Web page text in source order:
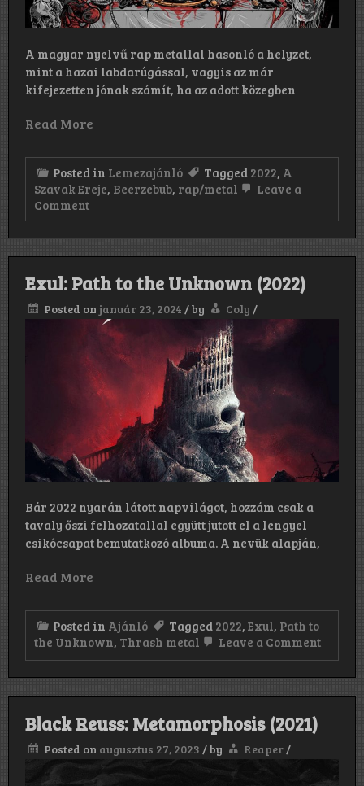
A magyar nyelvű rap metallal hasonló a helyzet,
mint a hazai labdarúgással, vagyis az már
kifejezetten jónak számít, ha az adott közegben
Read More
Posted in Lemezajánló Tagged 2022, A
Szavak Ereje, Beerzebub, rap/metal
Leave a
Commenton
Beerzebub:
Ereje
(2022)
Exul: Path to the Unknown (2022)
Posted on január 23, 2024 /by Coly /
Bár 2022 nyarán látott napvilágot, hozzám csak a
tavaly őszi felhozatallal együtt jutott el a lengyel
csikócsapat bemutatkozó albuma. A nevük alapján,
Read More
Posted in Ajánló Tagged 2022, Exul, Path to
the Unknown, Thrash metal Leave a Commenton
to
the
Black Reuss: Metamorphosis (2021)
Posted on augusztus 27, 2023 /by Reaper /